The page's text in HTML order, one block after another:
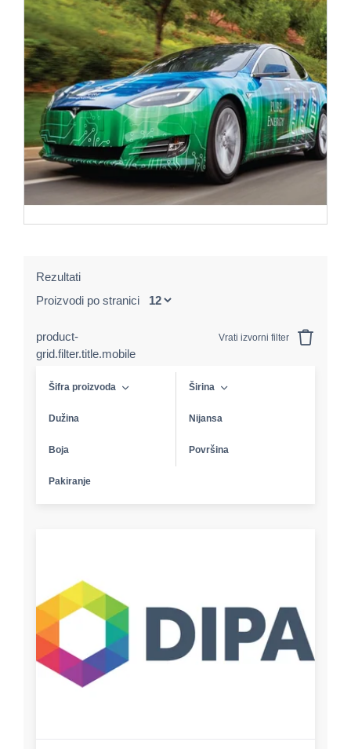
Rezultati
Proizvodi po stranici
product-
grid.filter.title.mobile
Vrati izvorni filter
Šifra proizvoda Širina
Dužina Nijansa
Boja Površina
Pakiranje